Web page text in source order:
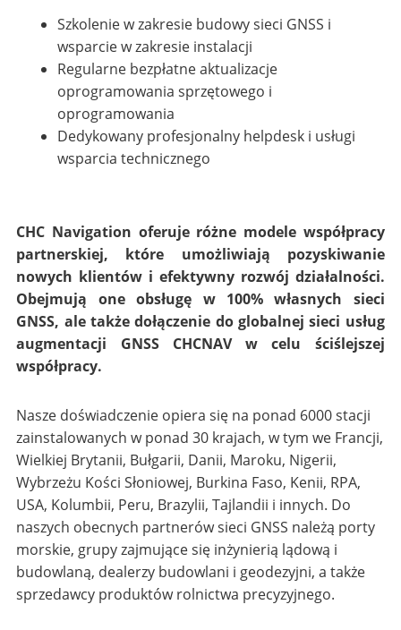
Szkolenie w zakresie budowy sieci GNSS i
wsparcie w zakresie instalacji
Regularne bezpłatne aktualizacje
oprogramowania sprzętowego i
oprogramowania
Dedykowany profesjonalny helpdesk i usługi
wsparcia technicznego
CHC Navigation oferuje różne modele współpracy
partnerskiej, które umożliwiają pozyskiwanie
nowych klientów i efektywny rozwój działalności.
Obejmują one obsługę w 100% własnych sieci
GNSS, ale także dołączenie do globalnej sieci usług
augmentacji GNSS CHCNAV w celu ściślejszej
współpracy.
Nasze doświadczenie opiera się na ponad 6000 stacji
zainstalowanych w ponad 30 krajach, w tym we Francji,
Wielkiej Brytanii, Bułgarii, Danii, Maroku, Nigerii,
Wybrzeżu Kości Słoniowej, Burkina Faso, Kenii, RPA,
USA, Kolumbii, Peru, Brazylii, Tajlandii i innych. Do
naszych obecnych partnerów sieci GNSS należą porty
morskie, grupy zajmujące się inżynierią lądową i
budowlaną, dealerzy budowlani i geodezyjni, a także
sprzedawcy produktów rolnictwa precyzyjnego.